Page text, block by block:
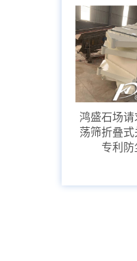
鸿盛石场
荡筛折叠
专利防